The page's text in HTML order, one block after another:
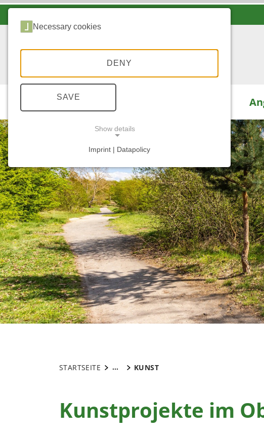
STARTSEITE ... KUNST
Kunstprojekte im
Necessary cookies
DENY
SAVE
Show details
Imprint | Datapolicy